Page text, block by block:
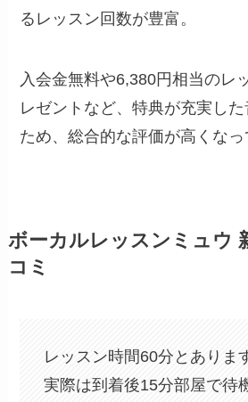
るレッスン回数が豊富。
入会金無料や6,380円相当のレ
レゼントなど、特典が充実し
ため、総合的な評価が高くなっ
ボーカルレッスンミュウ
コミ
レッスン時間60分とありま
実際は到着後15分部屋で待